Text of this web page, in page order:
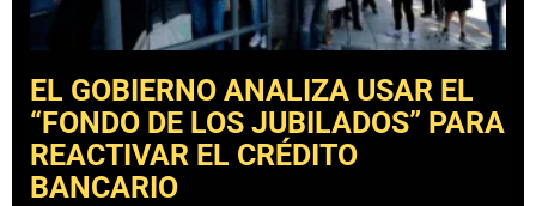
EL GOBIERNO ANALIZA USAR EL
“FONDO DE LOS JUBILADOS” PARA
REACTIVAR EL CRÉDITO
BANCARIO